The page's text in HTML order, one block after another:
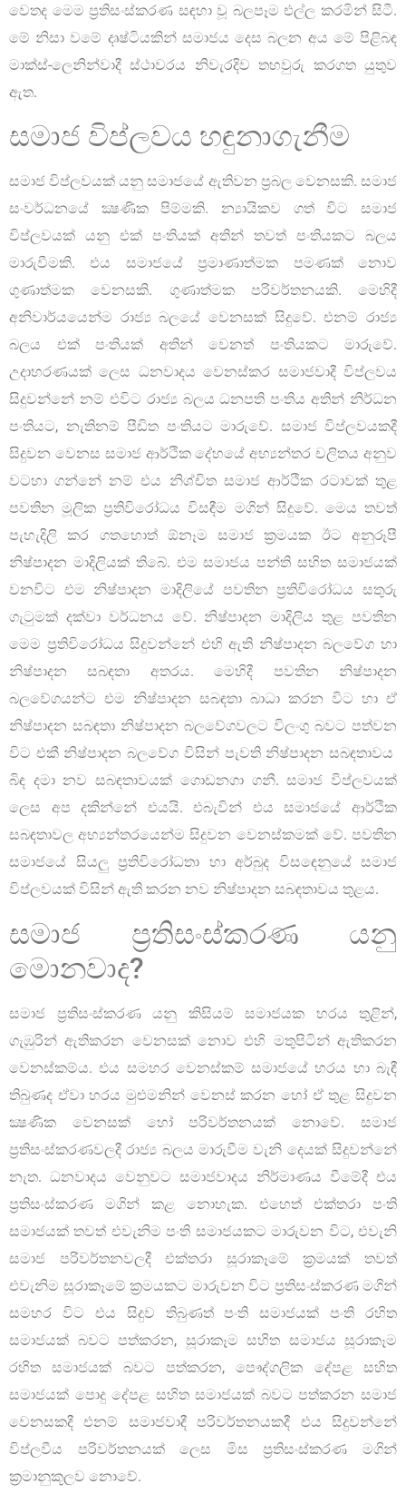
වෙතද මෙම ප්‍රතිසංස්කරණ සඳහා වූ බලපෑම එල්ල කරමින් සිටී.
මේ නිසා වමේ දෘෂ්ටියකින් සමාජය දෙස බලන අය මේ පිළිබඳ
මාක්ස්-ලෙනින්වාදී ස්ථාවරය නිවැරදිව තහවුරු කරගත යුතුව
ඇත.
සමාජ විප්ලවය හඳුනාගැනීම
සමාජ විප්ලවයක් යනු සමාජයේ ඇතිවන ප්‍රබල වෙනසකි. සමාජ
සංවර්ධනයේ ක්‍ෂණික පිම්මකි. න්‍යායිකව ගත් විට සමාජ
විප්ලවයක් යනු එක් පංතියක් අතින් තවත් පංතියකට බලය
මාරුවීමකි. එය සමාජයේ ප්‍රමාණාත්මක පමණක් නොව
ගුණාත්මක වෙනසකි. ගුණාත්මක පරිවර්තනයකි. මෙහිදී
අනිවාර්යයෙන්ම රාජ්‍ය බලයේ වෙනසක් සිදුවේ. එනම් රාජ්‍ය
බලය එක් පංතියක් අතින් වෙනත් පංතියකට මාරුවේ.
උදාහරණයක් ලෙස ධනවාදය වෙනස්කර සමාජවාදී විප්ලවය
සිදුවන්නේ නම් එවිට රාජ්‍ය බලය ධනපති පංතිය අතින් නිර්ධන
පංතියට, නැතිනම් පීඩිත පංතියට මාරුවේ. සමාජ විප්ලවයකදී
සිදුවන වෙනස සමාජ ආර්ථික දේහයේ අභ්‍යන්තර චලිතය අනුව
වටහා ගන්නේ නම් එය නිශ්චිත සමාජ ආර්ථික රටාවක් තුළ
පවතින මූලික ප්‍රතිවිරෝධය විසඳීම මගින් සිදුවේ. මෙය තවත්
පැහැදිලි කර ගතහොත් ඕනෑම සමාජ ක්‍රමයක ඊට අනුරූපී
නිෂ්පාදන මාදිලියක් තිබේ. එම සමාජය පන්ති සහිත සමාජයක්
වනවිට එම නිෂ්පාදන මාදිලියේ පවතින ප්‍රතිවිරෝධය සතුරු
ගැටුමක් දක්වා වර්ධනය වේ. නිෂ්පාදන මාදිලිය තුළ පවතින
මෙම ප්‍රතිවිරෝධය සිදුවන්නේ එහි ඇති නිෂ්පාදන බලවේග හා
නිෂ්පාදන සබඳතා අතරය. මෙහිදී පවතින නිෂ්පාදන
බලවේගයන්ට එම නිෂ්පාදන සබඳතා බාධා කරන විට හා ඒ
නිෂ්පාදන සබඳතා නිෂ්පාදන බලවේගවලට විලංගු බවට පත්වන
විට එකී නිෂ්පාදන බලවේග විසින් පැවති නිෂ්පාදන සබඳතාවය
බිඳ දමා නව සබඳතාවයක් ගොඩනගා ගනී. සමාජ විප්ලවයක්
ලෙස අප දකින්නේ එයයි. එබැවින් එය සමාජයේ ආර්ථික
සබඳතාවල අභ්‍යන්තරයෙන්ම සිදුවන වෙනස්කමක් වේ. පවතින
සමාජයේ සියලු ප්‍රතිවිරෝධතා හා අර්බුද විසඳෙනුයේ සමාජ
විප්ලවයක් විසින් ඇති කරන නව නිෂ්පාදන සබඳතාවය තුළය.
සමාජ ප්‍රතිසංස්කරණ යනු
මොනවාද?
සමාජ ප්‍රතිසංස්කරණ යනු කිසියම් සමාජයක හරය තුළින්,
ගැඹුරින් ඇතිකරන වෙනසක් නොව එහි මතුපිටින් ඇතිකරන
වෙනස්කම්ය. එය සමහර වෙනස්කම් සමාජයේ හරය හා බැඳී
තිබුණද ඒවා හරය මුළුමනින් වෙනස් කරන හෝ ඒ තුළ සිදුවන
ක්‍ෂණික වෙනසක් හෝ පරිවර්තනයක් නොවේ. සමාජ
ප්‍රතිසංස්කරණවලදී රාජ්‍ය බලය මාරුවීම වැනි දෙයක් සිදුවන්නේ
නැත. ධනවාදය වෙනුවට සමාජවාදය නිර්මාණය වීමේදී එය
ප්‍රතිසංස්කරණ මගින් කළ නොහැක. එහෙත් එක්තරා පංති
සමාජයක් තවත් එවැනිම පංති සමාජයකට මාරුවන විට, එවැනි
සමාජ පරිවර්තනවලදී එක්තරා සූරාකෑමේ ක්‍රමයක් තවත්
එවැනිම සූරාකෑමේ ක්‍රමයකට මාරුවන විට ප්‍රතිසංස්කරණ මගින්
සමහර විට එය සිදුව තිබුණත් පංති සමාජයක් පංති රහිත
සමාජයක් බවට පත්කරන, සූරාකෑම සහිත සමාජය සූරාකෑම
රහිත සමාජයක් බවට පත්කරන, පෞද්ගලික දේපළ සහිත
සමාජයක් පොදු දේපළ සහිත සමාජයක් බවට පත්කරන සමාජ
වෙනසකදී එනම් සමාජවාදී පරිවර්තනයකදී එය සිදුවන්නේ
විප්ලවීය පරිවර්තනයක් ලෙස මිස ප්‍රතිසංස්කරණ මගින්
ක්‍රමානුකූලව නොවේ.